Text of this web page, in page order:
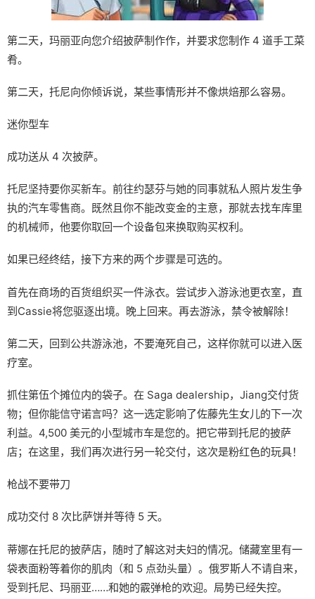
第二天，玛丽亚向您介绍披萨制作作，并要求您制作 4 道手工菜
肴。
第二天，托尼向你倾诉说，某些事情形并不像烘焙那么容易。
迷你型车
成功送从 4 次披萨。
托尼坚持要你买新车。前往约瑟芬与她的同事就私人照片发生争
执的汽车零售商。既然且你不能改变金的主意，那就去找车库里
的机械师，他要你取回一个设备包来换取购买权利。
如果已经终结，接下方来的两个步骤是可选的。
首先在商场的百货组织买一件泳衣。尝试步入游泳池更衣室，直
到Cassie将您驱逐出境。晚上回来。再去游泳，禁令被解除！
第二天，回到公共游泳池，不要淹死自己，这样你就可以进入医
疗室。
抓住第伍个摊位内的袋子。在 Saga dealership，Jiang交付货
物；但你能信守诺言吗？这一选定影响了佐藤先生女儿的下一次
利益。4,500 美元的小型城市车是您的。把它带到托尼的披萨
店；在这里，我们再次进行另一轮交付，这次是粉红色的玩具！
枪战不要带刀
成功交付 8 次比萨饼并等待 5 天。
蒂娜在托尼的披萨店，随时了解这对夫妇的情况。储藏室里有一
袋表面粉等着你的肌肉（和 5 点劲头量）。俄罗斯人不请自来，
受到托尼、玛丽亚……和她的霰弹枪的欢迎。局势已经失控。